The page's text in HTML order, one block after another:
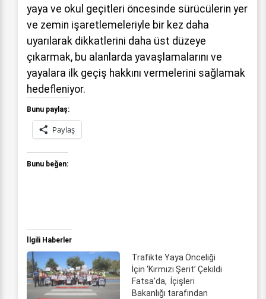
yaya ve okul geçitleri öncesinde sürücülerin yer
ve zemin işaretlemeleriyle bir kez daha
uyarılarak dikkatlerini daha üst düzeye
çıkarmak, bu alanlarda yavaşlamalarını ve
yayalara ilk geçiş hakkını vermelerini sağlamak
hedefleniyor.
Bunu paylaş:
Paylaş
Bunu beğen:
İlgili Haberler
Trafikte Yaya Önceliği
İçin ‘Kırmızı Şerit’ Çekildi
Fatsa’da, İçişleri
Bakanlığı tarafından